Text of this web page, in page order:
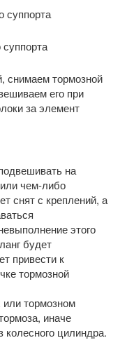
суппорта
снимаем тормозной
его при
за элемент
на
чем-либо
снят с креплений, а
этого
будет
привести к
тормозной
тормозном
иначе
цилиндра.